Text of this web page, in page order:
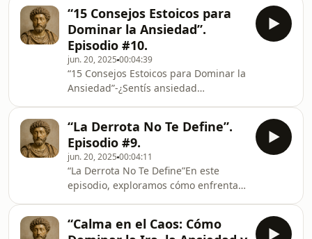
que te ata, y vivir
poderosas para superar los vicios que
nos debilitan: desde la adicción al
placer inmediato hasta los hábitos
que sabotean nuestro
crecimiento.Inspirado en las
enseñanzas de Marco Aurelio, Séneca
y Epicteto, este episodio te guía a
reconocer tus patrones, r
“15 Consejos Estoicos para
Dominar la Ansiedad”.
Episodio #10.
jun. 20, 2025 00:04:39
“15 Consejos Estoicos para Dominar la
Ansiedad”-¿Sentís ansiedad
a descubrir 15 principios estoicos
prácticos que te ayudarán a calmar tu
mente, recuperar el control y vivir con
mayor claridad.Inspirado en las
enseñanzas de Marco Aurelio, Séneca
y Epicteto, este episodio es una guía
directa para transformar la ansiedad
en a
“La Derrota No Te Define”.
Episodio #9.
jun. 20, 2025 00:04:11
“La Derrota No Te Define”En este
episodio, exploramos cómo enfrentar
de Marco Aurelio, Séneca y Epicteto,
“Calma en el Caos: Cómo